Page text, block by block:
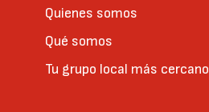
Quienes somos
Qué somos
Tu grupo local más cercano